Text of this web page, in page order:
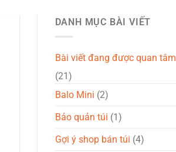
DANH MỤC BÀI VIẾT
Bài viết đang được quan tâm
(21)
Balo Mini (2)
Bảo quản túi (1)
Gợi ý shop bán túi (4)